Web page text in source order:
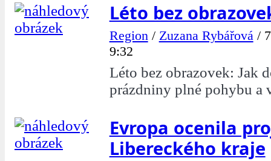
Léto bez
Region/ Zuzana Rybářová/
9:32
Léto bez obrazovek: Jak
prázdniny plné pohybu a
Evropa ocenila
Libereckého kraje